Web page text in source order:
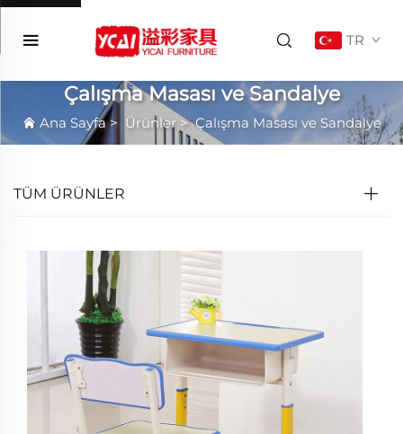
TR
Çalışma Masası ve Sandalye
Ana Sayfa> Ürünler>Çalışma Masası ve Sandalye
TÜM ÜRÜNLER